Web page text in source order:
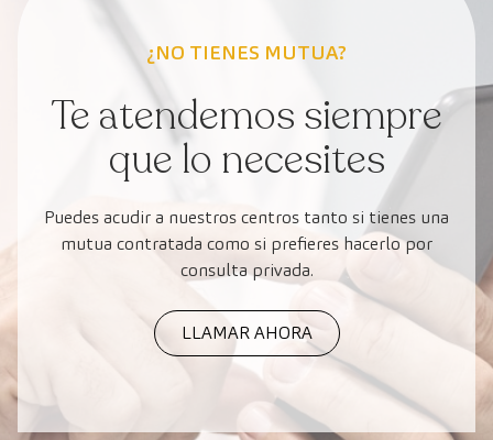
¿NO TIENES MUTUA?
Te atendemos siempre
que lo necesites
Puedes acudir a nuestros centros tanto si tienes una
mutua contratada como si prefieres hacerlo por
consulta privada.
LLAMAR AHORA